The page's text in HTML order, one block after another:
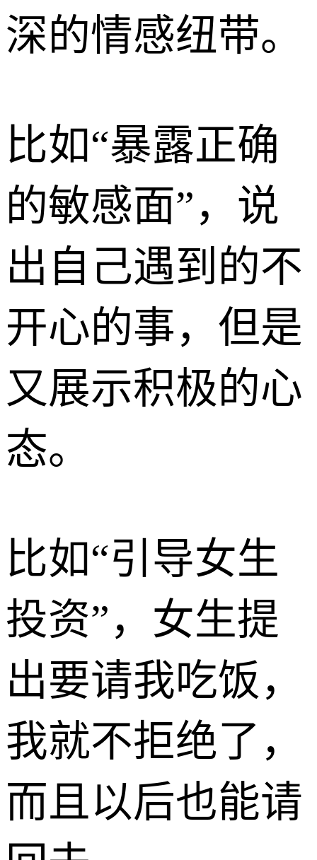
深的情感纽带。
比如“暴露正确
的敏感面”，说
出自己遇到的不
开心的事，但是
又展示积极的心
态。
比如“引导女生
投资”，女生提
出要请我吃饭，
我就不拒绝了，
而且以后也能请